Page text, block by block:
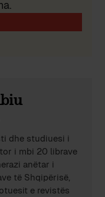
dhe studiuesi i
i mbi 20 librave
anëtar i
të Shqipërisë,
e revistës